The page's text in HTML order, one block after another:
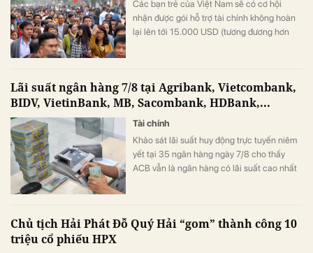
Các bạn trẻ của Việt Nam sẽ có cơ hội
nhận được gói hỗ trợ tài chính không hoàn
lại lên tới 15.000 USD (tương đương hơn
Lãi suất ngân hàng 7/8 tại Agribank, Vietcombank,
BIDV, VietinBank, MB, Sacombank, HDBank,...
Tài chính
Khảo sát lãi suất huy động trực tuyến niêm
yết tại 35 ngân hàng ngày 7/8 cho thấy
ACB vẫn là ngân hàng có lãi suất cao nhất
Chủ tịch Hải Phát Đỗ Quý Hải “gom” thành công 10
triệu cổ phiếu HPX